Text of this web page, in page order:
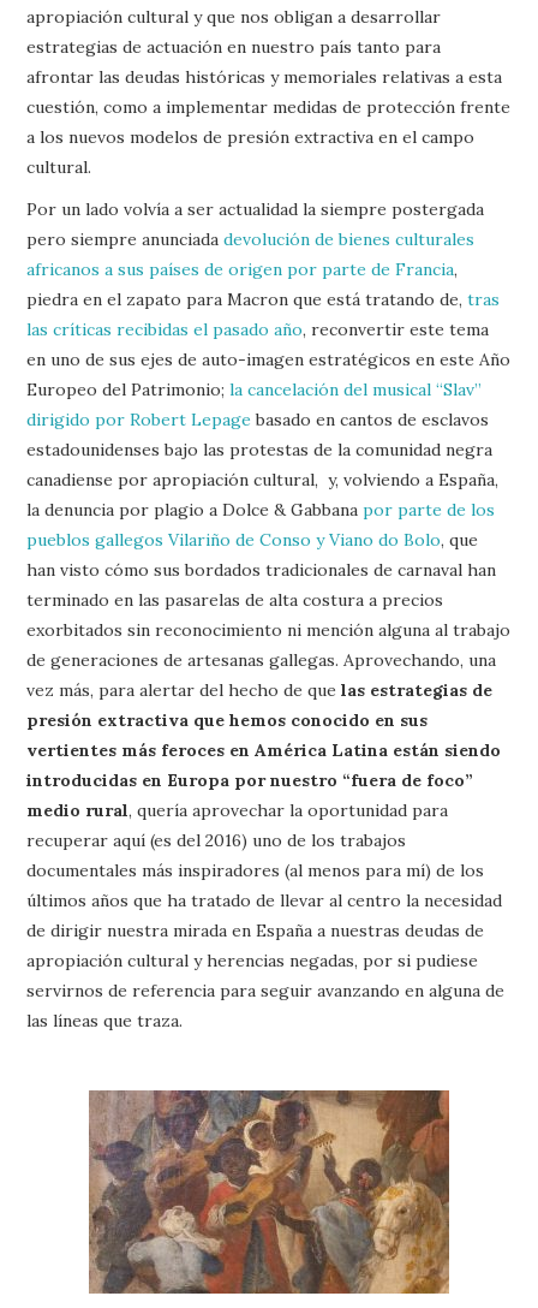
apropiación cultural y que nos obligan a desarrollar
estrategias de actuación en nuestro país tanto para
afrontar las deudas históricas y memoriales relativas a esta
cuestión, como a implementar medidas de protección frente
a los nuevos modelos de presión extractiva en el campo
cultural.
Por un lado volvía a ser actualidad la siempre postergada
pero siempre anunciadadevolución de bienes culturales
africanos a sus países de origen por parte de Francia,
piedra en el zapato para Macron que está tratando de, tras
las críticas recibidas el pasado año, reconvertir este tema
en uno de sus ejes de auto-imagen estratégicos en este Año
Europeo del Patrimonio;la cancelación del musical “Slav”
dirigido por Robert Lepage basado en cantos de esclavos
estadounidenses bajo las protestas de la comunidad negra
canadiense por apropiación cultural, y, volviendo a España,
la denuncia por plagio a Dolce & Gabbanapor parte de los
pueblos gallegos Vilariño de Conso y Viano do Bolo, que
han visto cómo sus bordados tradicionales de carnaval han
terminado en las pasarelas de alta costura a precios
exorbitados sin reconocimiento ni mención alguna al trabajo
de generaciones de artesanas gallegas. Aprovechando, una
vez más, para alertar del hecho de quelas estrategias de
presión extractiva que hemos conocido en sus
vertientes más feroces en América Latina están siendo
introducidas en Europa por nuestro “fuera de foco”
medio rural, quería aprovechar la oportunidad para
recuperar aquí (es del 2016) uno de los trabajos
documentales más inspiradores (al menos para mí) de los
últimos años que ha tratado de llevar al centro la necesidad
de dirigir nuestra mirada en España a nuestras deudas de
apropiación cultural y herencias negadas, por si pudiese
servirnos de referencia para seguir avanzando en alguna de
las líneas que traza.